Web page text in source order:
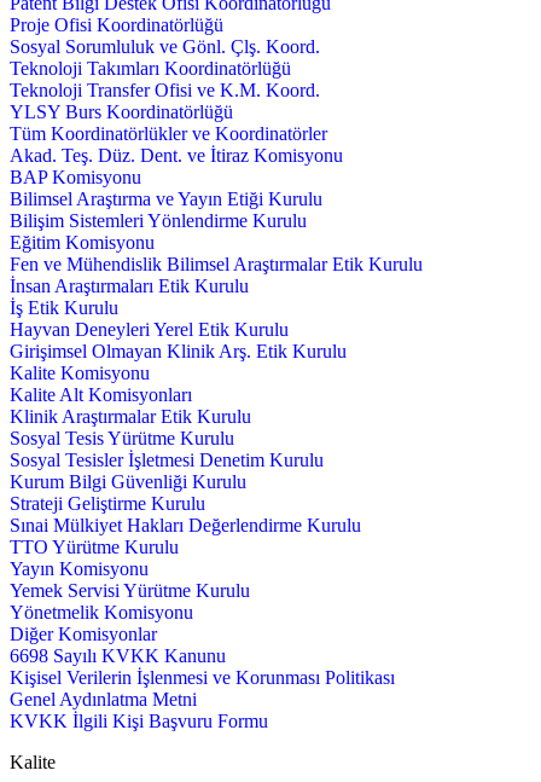
Proje Ofisi Koordinatörlüğü
Sosyal Sorumluluk ve Gönl. Çlş. Koord.
Teknoloji Takımları Koordinatörlüğü
Teknoloji Transfer Ofisi ve K.M. Koord.
YLSY Burs Koordinatörlüğü
Tüm Koordinatörlükler ve Koordinatörler
Akad. Teş. Düz. Dent. ve İtiraz Komisyonu
BAP Komisyonu
Bilimsel Araştırma ve Yayın Etiği Kurulu
Bilişim Sistemleri Yönlendirme Kurulu
Eğitim Komisyonu
Fen ve Mühendislik Bilimsel Araştırmalar Etik Kurulu
İnsan Araştırmaları Etik Kurulu
İş Etik Kurulu
Hayvan Deneyleri Yerel Etik Kurulu
Girişimsel Olmayan Klinik Arş. Etik Kurulu
Kalite Komisyonu
Kalite Alt Komisyonları
Klinik Araştırmalar Etik Kurulu
Sosyal Tesis Yürütme Kurulu
Sosyal Tesisler İşletmesi Denetim Kurulu
Kurum Bilgi Güvenliği Kurulu
Strateji Geliştirme Kurulu
Sınai Mülkiyet Hakları Değerlendirme Kurulu
TTO Yürütme Kurulu
Yayın Komisyonu
Yemek Servisi Yürütme Kurulu
Yönetmelik Komisyonu
Diğer Komisyonlar
6698 Sayılı KVKK Kanunu
Kişisel Verilerin İşlenmesi ve Korunması Politikası
Genel Aydınlatma Metni
KVKK İlgili Kişi Başvuru Formu
Kalite